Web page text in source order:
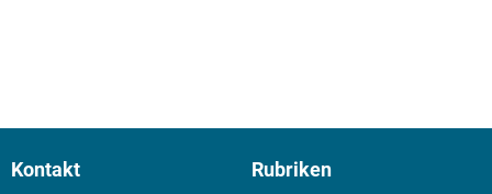
Kontakt Rubriken